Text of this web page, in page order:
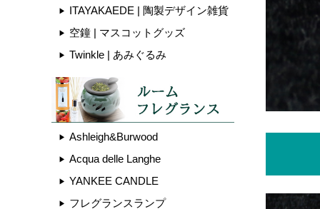
ITAYAKAEDE | 陶製デザイン雑貨
空鐘 | マスコットグッズ
Twinkle | あみぐるみ
Ashleigh&Burwood
Acqua delle Langhe
YANKEE CANDLE
フレグランスランプ